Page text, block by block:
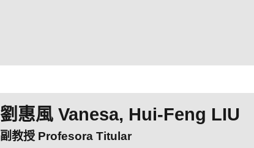
劉惠風 Vanesa, Hui-Feng LIU
副教授 Profesora Titular